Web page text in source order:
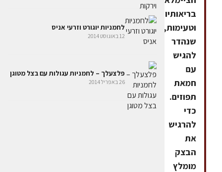
בריאותיות
וטעימות,
שנהדר
להגיש
עם
חמאת
תפוזים.
כדי
להרגיש
את
הבצק
מומלץ
לחמניות יוגורט וזרעי אניס
12 באוגוסט 2014
פלצעלך – לחמניות עגולות עם בצל מטוגן
26 באפריל 2014